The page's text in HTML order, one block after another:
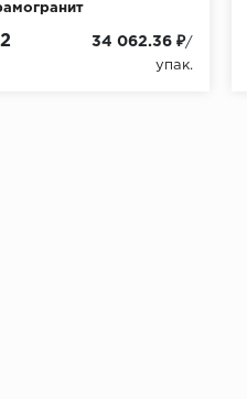
34 062.36 ₽/
упак.